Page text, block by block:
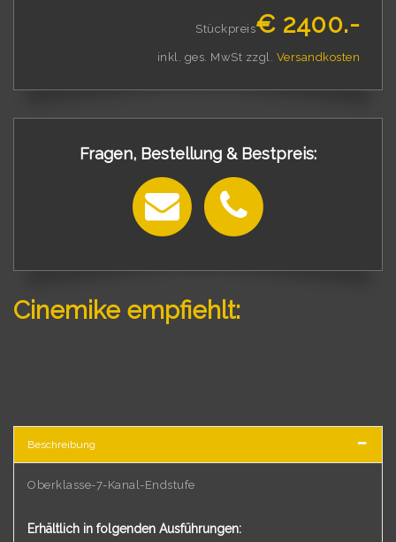
Stückpreis€ 2400.-
inkl. ges. MwSt zzgl. Versandkosten
Fragen, Bestellung & Bestpreis:
Cinemike empfiehlt:
Beschreibung
Oberklasse-7-Kanal-Endstufe
Erhältlich in folgenden Ausführungen: